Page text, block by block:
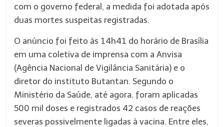
com o governo federal, a medida foi adotada após
duas mortes suspeitas registradas.
O anúncio foi feito às 14h41 do horário de Brasília
em uma coletiva de imprensa com a Anvisa
(Agência Nacional de Vigilância Sanitária) e o
diretor do instituto Butantan. Segundo o
Ministério da Saúde, até agora, foram aplicadas
500 mil doses e registrados 42 casos de reações
severas possivelmente ligadas à vacina. Entre eles,